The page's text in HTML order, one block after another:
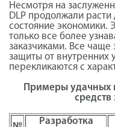
Несмотря на
DLP продолжали
состояние экономики.
только все более
заказчиками. Все чаще
защиты от внутренних
перекликаются с
Примеры удачных
средств
Разработка